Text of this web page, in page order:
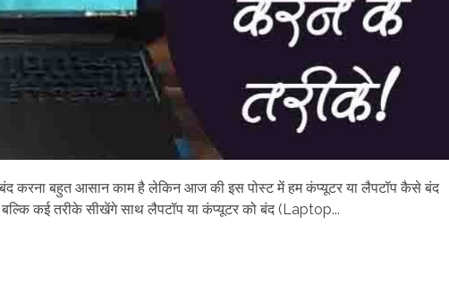
बंद करना बहुत आसान काम है लेकिन आज की इस पोस्ट में हम कंप्यूटर या लैपटॉप कैसे बंद
कई तरीके सीखेंगे साथ लैपटॉप या कंप्यूटर को बंद (Laptop...